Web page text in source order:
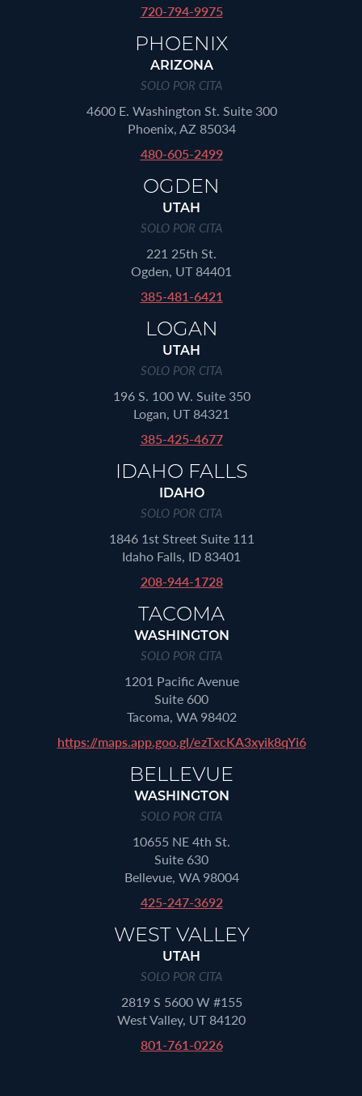
720-794-9975
PHOENIX
ARIZONA
SOLO POR CITA
4600 E. Washington St. Suite 300
Phoenix, AZ 85034
480-605-2499
OGDEN
UTAH
SOLO POR CITA
221 25th St.
Ogden, UT 84401
385-481-6421
LOGAN
UTAH
SOLO POR CITA
196 S. 100 W. Suite 350
Logan, UT 84321
385-425-4677
IDAHO FALLS
IDAHO
SOLO POR CITA
1846 1st Street Suite 111
Idaho Falls, ID 83401
208-944-1728
TACOMA
WASHINGTON
SOLO POR CITA
1201 Pacific Avenue
Suite 600
Tacoma, WA 98402
https://maps.app.goo.gl/ezTxcKA3xyik8qYi6
BELLEVUE
WASHINGTON
SOLO POR CITA
10655 NE 4th St.
Suite 630
Bellevue, WA 98004
425-247-3692
WEST VALLEY
UTAH
SOLO POR CITA
2819 S 5600 W #155
West Valley, UT 84120
801-761-0226